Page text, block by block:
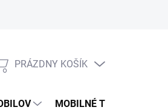
NÁKUPNÝ
PRÁZDNY KOŠÍK
MOBILNÉ TELEFÓNY